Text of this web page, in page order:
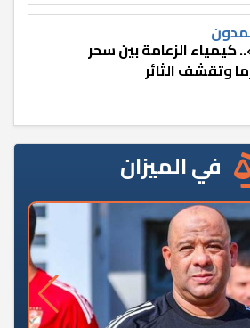
كيمياء الزعامة بين سحر
وتقشف الثائر
في الميزان